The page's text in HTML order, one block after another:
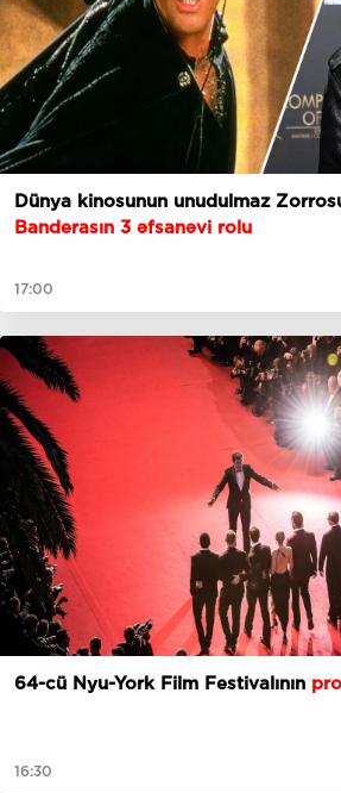
Dünya kinosunun unudulmaz
Banderasın 3 əfsanəvi rolu
17:00
64-cü Nyu-York Film Festivalının
16:30